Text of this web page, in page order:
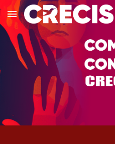
Skip to main content